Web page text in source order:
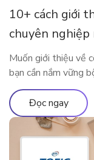
10+ cách giới
chuyên
Muốn giới thiệu về
bạn cần nắm vững
quanh công việc
bạn những từ vựng,
bạn có thể nói […]
Đọc ngay